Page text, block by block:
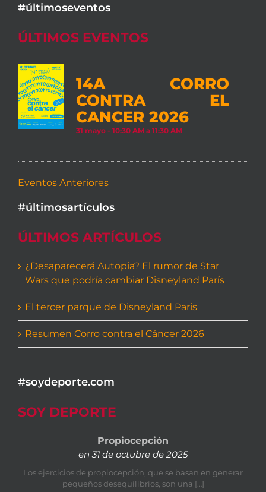
#últimoseventos
ÚLTIMOS EVENTOS
14A CORRO
CONTRA EL
CANCER 2026
31 mayo - 10:30 AMa 11:30 AM
Eventos Anteriores
#últimosartículos
ÚLTIMOS ARTÍCULOS
¿Desaparecerá Autopia? El rumor de Star
Wars que podría cambiar Disneyland París
El tercer parque de Disneyland Paris
Resumen Corro contra el Cáncer 2026
#soydeporte.com
SOY DEPORTE
Propiocepción
en 31 de octubre de 2025
Los ejercicios de propiocepción, que se basan en generar
pequeños desequilibrios, son una […]